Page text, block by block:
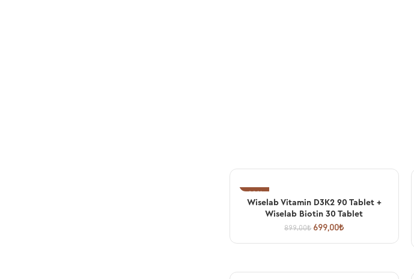
SEPETE EKLE
Wiselab Vitamin D3K2 90 Tablet +
Wiselab Biotin 30 Tablet
899,00₺ 699,00₺